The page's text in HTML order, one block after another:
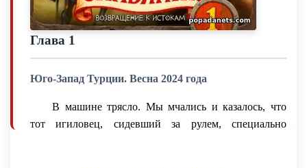
Глава 1
Юго-Запад Турции. Весна 2024 года
В машине трясло. Мы мчались и казалось, что
тот игиловец, сидевший за рулем, специально